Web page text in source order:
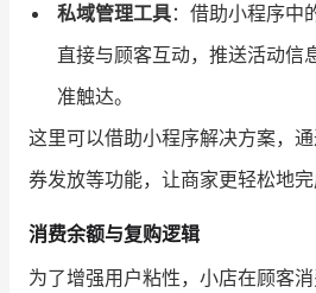
私域管理工具：借助小程序中
直接与顾客互动，推送活动信
准触达。
这里可以借助小程序解决方案，
券发放等功能，让商家更轻松地完
消费余额与复购逻辑
为了增强用户粘性，小店在顾客